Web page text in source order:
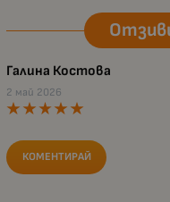
Галина Костова
2 май 2026
КОМЕНТИРАЙ